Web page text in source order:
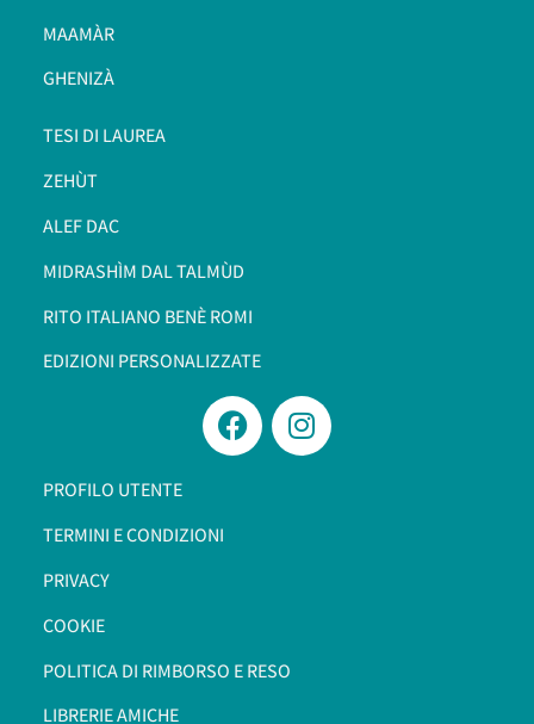
MAAMÀR
GHENIZÀ
TESI DI LAUREA
ZEHÙT
ALEF DAC
MIDRASHÌM DAL TALMÙD
RITO ITALIANO BENÈ ROMI​
EDIZIONI PERSONALIZZATE
PROFILO UTENTE
TERMINI E CONDIZIONI
PRIVACY
COOKIE
POLITICA DI RIMBORSO E RESO
LIBRERIE AMICHE